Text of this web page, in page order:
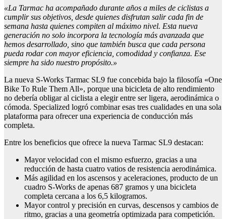
«La Tarmac ha acompañado durante años a miles de ciclistas a
cumplir sus objetivos, desde quienes disfrutan salir cada fin de
semana hasta quienes compiten al máximo nivel. Esta nueva
generación no solo incorpora la tecnología más avanzada que
hemos desarrollado, sino que también busca que cada persona
pueda rodar con mayor eficiencia, comodidad y confianza. Ese
siempre ha sido nuestro propósito.»
La nueva S-Works Tarmac SL9 fue concebida bajo la filosofía «One
Bike To Rule Them All», porque una bicicleta de alto rendimiento
no debería obligar al ciclista a elegir entre ser ligera, aerodinámica o
cómoda. Specialized logró combinar esas tres cualidades en una sola
plataforma para ofrecer una experiencia de conducción más
completa.
Entre los beneficios que ofrece la nueva Tarmac SL9 destacan:
Mayor velocidad con el mismo esfuerzo, gracias a una
reducción de hasta cuatro vatios de resistencia aerodinámica.
Más agilidad en los ascensos y aceleraciones, producto de un
cuadro S-Works de apenas 687 gramos y una bicicleta
completa cercana a los 6,5 kilogramos.
Mayor control y precisión en curvas, descensos y cambios de
ritmo, gracias a una geometría optimizada para competición.